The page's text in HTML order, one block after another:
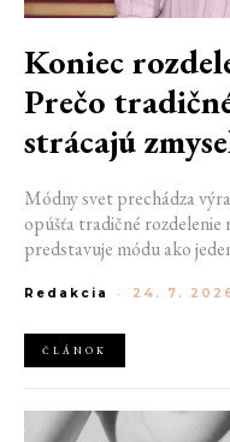
Koniec
Prečo
strácajú
Módny svet prechádza
opúšťa tradičné rozdelenie
predstavuje módu ako
udržateľnosť naznačujú, že
Redakcia - 24. 7.
ČLÁNOK